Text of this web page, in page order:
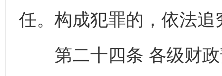
任。构成犯罪的，依法
第二十四条 各级财政